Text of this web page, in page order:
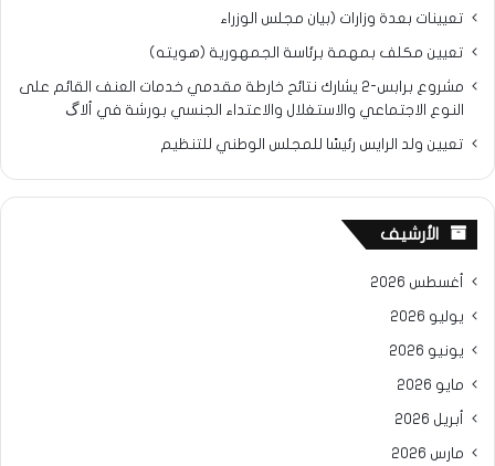
تعيينات بعدة وزارات (بيان مجلس الوزراء
تعيين مكلف بمهمة برئاسة الجمهورية (هويته)
مشروع برابس-2 يشارك نتائح خارطة مقدمي خدمات العنف القائم على
النوع الاجتماعي والاستغلال والاعتداء الجنسي بورشة في ألاگ
تعيين ولد الرايس رئيسًا للمجلس الوطني للتنظيم
الأرشيف
أغسطس 2026
يوليو 2026
يونيو 2026
مايو 2026
أبريل 2026
مارس 2026